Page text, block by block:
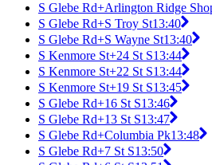
S Glebe Rd+Arlington Ridge
S Glebe Rd+S Troy St13:40
S Glebe Rd+S Wayne St13:40
S Kenmore St+24 St S13:44
S Kenmore St+22 St S13:44
S Kenmore St+19 St S13:45
S Glebe Rd+16 St S13:46
S Glebe Rd+13 St S13:47
S Glebe Rd+Columbia Pk13:48
S Glebe Rd+7 St S13:50